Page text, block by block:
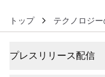
トップ テクノロジ
プレスリリース配信